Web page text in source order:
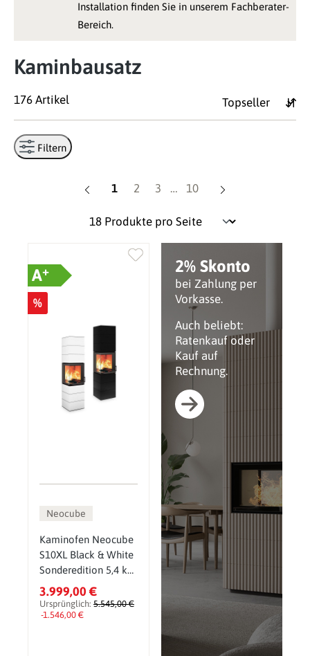
Installation finden Sie in unserem Fachberater-
Bereich.
Kaminbausatz
176 Artikel
Filtern
Seite
1 Seite
2 Seite
3 … Seite
10
2% Skonto
bei Zahlung per
Vorkasse.
Auch beliebt:
Ratenkauf oder
Kauf auf
Rechnung.
A+
%
Neocube
Kaminofen Neocube
S10XL Black & White
Sonderedition 5,4 kW
inkl. Wärmespeicher
3.999,00 €
Ursprünglich: 5.545,00 €
-1.546,00 €